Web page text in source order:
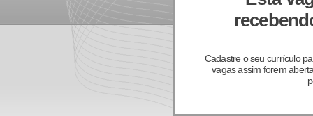
Cadastre o seu currículo
vagas assim forem